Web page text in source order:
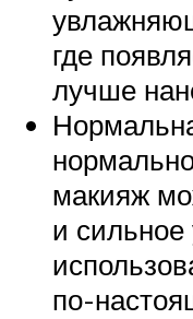
где
лучше
макияж
и сильное
по-